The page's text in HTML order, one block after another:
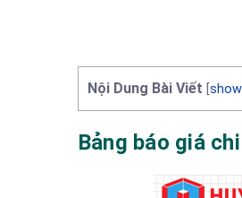
Nội Dung Bài Viết show
Bảng báo giá